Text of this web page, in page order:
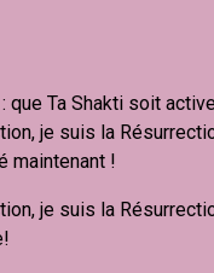
que Ta Shakti soit
je suis la
maintenant !
je suis la